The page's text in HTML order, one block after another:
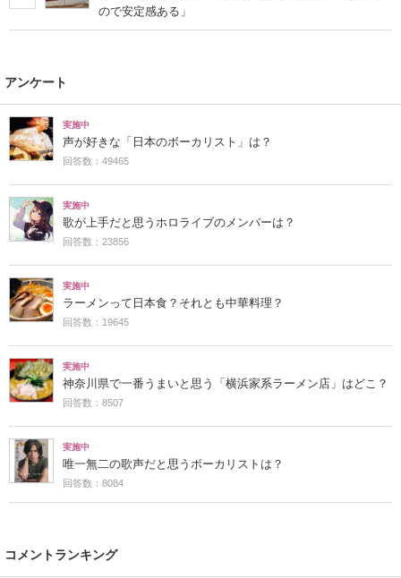
ので安定感ある」
アンケート
実施中
声が好きな「日本のボーカリスト」は？
回答数：49465
実施中
歌が上手だと思うホロライブのメンバーは？
回答数：23856
実施中
ラーメンって日本食？それとも中華料理？
回答数：19645
実施中
神奈川県で一番うまいと思う「横浜家系ラーメン店」はどこ？
回答数：8507
実施中
唯一無二の歌声だと思うボーカリストは？
回答数：8084
コメントランキング